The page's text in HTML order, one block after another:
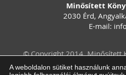
Minősített
2030 Érd,
E-mail:
© Copyright 2014. Minősített
Felhasználási feltételek
A weboldalon sütiket használunk